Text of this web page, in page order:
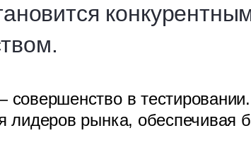
в
лидеров рынка, обеспечивая